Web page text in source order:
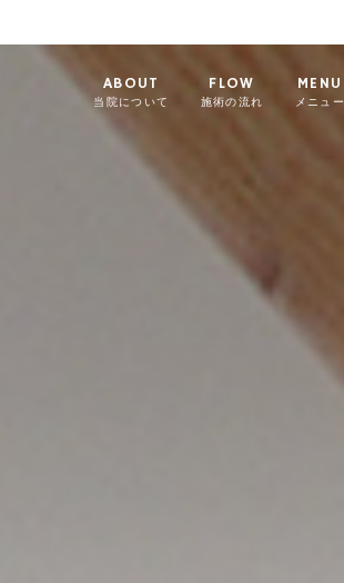
ABOUT
当院について
FLOW
施術の流れ
MENU
メニュー